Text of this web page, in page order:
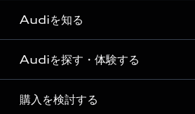
Audiを知る
Audi ブランド
Story of Progress
Audiを探す・体験する
ディーラー検索
購入を検討する